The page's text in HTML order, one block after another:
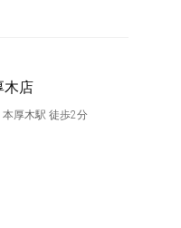
木店
厚木駅 徒歩2分